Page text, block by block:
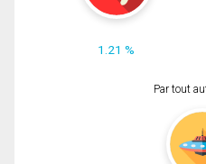
1.21 %
Par tout